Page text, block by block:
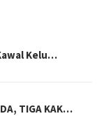
Kelu…
TIGA KAK…